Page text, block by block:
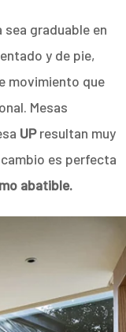
graduable en
y de pie,
movimiento que
Mesas
UPresultan muy
es perfecta
abatible.